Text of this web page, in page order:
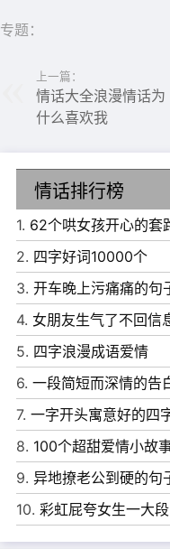
专题：
上一篇：
情话大全浪漫情话为
什么喜欢我
情话排行榜
1. 62个哄女孩开心的套
2. 四字好词10000个
3. 开车晚上污痛痛的句
4. 女朋友生气了不回信
5. 四字浪漫成语爱情
6. 一段简短而深情的告
7. 一字开头寓意好的四
8. 100个超甜爱情小故
9. 异地撩老公到硬的句
10. 彩虹屁夸女生一大段